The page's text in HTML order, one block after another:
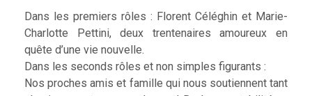
Dans les premiers rôles : Florent Céléghin et Marie-
Charlotte Pettini, deux trentenaires amoureux en
quête d’une vie nouvelle.
Dans les seconds rôles et non simples figurants :
Nos proches amis et famille qui nous soutiennent tant